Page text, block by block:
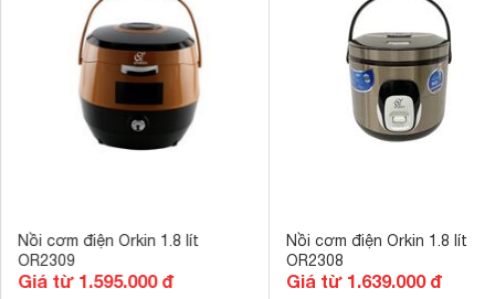
Có thể tháo
Công nghệ nấu 2D (Toả
Tiện ích
Van thoát
nấu, giúp
Nồi cơm điện Orkin 1.8 lít
OR2309
Giá từ 1.595.000 đ
Nồi cơm điện Orkin 1.8 lít
OR2308
Giá từ 1.639.000 đ